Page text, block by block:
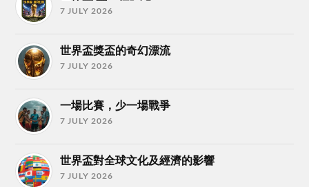
7 JULY 2026
世界盃獎盃的奇幻漂流
7 JULY 2026
一場比賽，少一場戰爭
7 JULY 2026
世界盃對全球文化及經濟的影響
7 JULY 2026